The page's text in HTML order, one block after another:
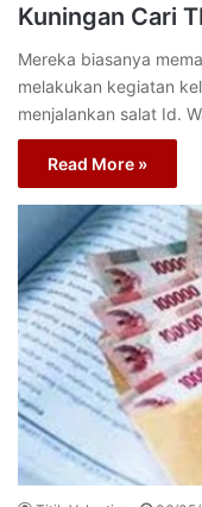
Kuningan Cari
Mereka biasanya
melakukan kegiatan
menjalankan salat Id.
Read More »